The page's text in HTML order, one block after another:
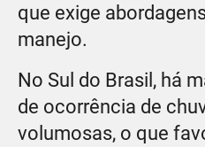
que exige
manejo.
No Sul do Brasil, há
de ocorrência de
volumosas, o que